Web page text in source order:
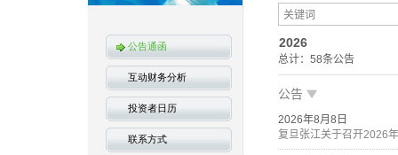
公告通函
互动财务分析
投资者日历
联系方式